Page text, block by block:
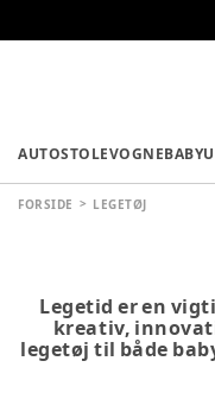
AUTOSTOLEVOGNE
FORSIDE LEGETØJ
Legetid er en
kreativ,
legetøj til både